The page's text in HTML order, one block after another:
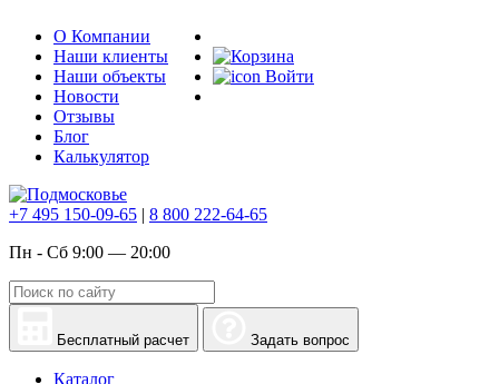
О Компании
Наши клиенты
Наши объекты
Новости
Отзывы
Блог
Калькулятор
Войти
+7 495 150-09-65 | 8 800 222-64-65
Пн - Сб 9:00 — 20:00
Бесплатный расчет Задать вопрос
Каталог